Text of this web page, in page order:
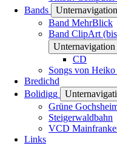
Bands
Band MehrBlick
Band ClipArt
CD
Songs von
Bredichd
Bolidigg
Grüne
Steigerwaldbahn
VCD
Links